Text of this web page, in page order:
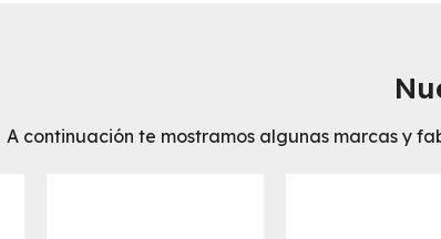
A continuación te mostramos algunas marcas y